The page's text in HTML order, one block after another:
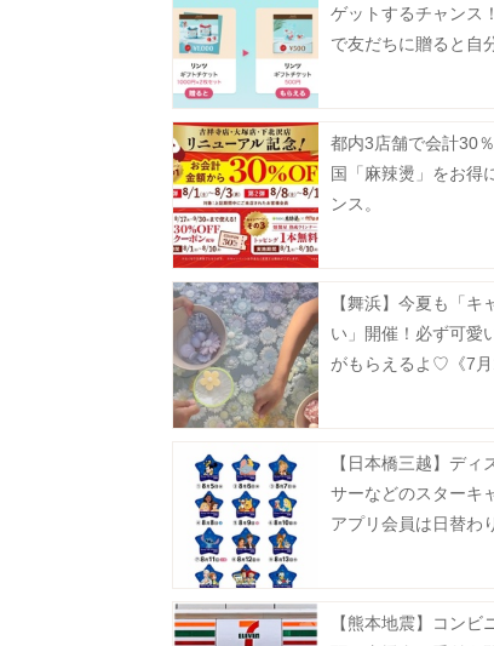
ゲットするチャンス
で友だちに贈ると自
都内3店舗で会計30
国「麻辣燙」をお得
ンス。
【舞浜】今夏も「キ
い」開催！必ず可愛
がもらえるよ♡《7月
【日本橋三越】ディ
サーなどのスターキ
アプリ会員は日替わ
【熊本地震】コンビ